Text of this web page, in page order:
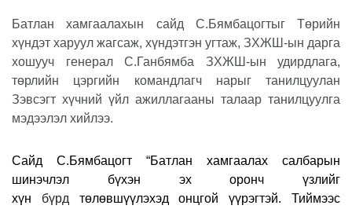
Батлан хамгаалахын сайд С.Бямбацогтыг Төрийн
хүндэт харуул жагсаж, хүндэтгэн угтаж, ЗХЖШ-ын дарга
хошууч генерал С.Ганбямба ЗХЖШ-ын удирдлага,
төрлийн цэргийн командлагч нарыг танилцуулан
Зэвсэгт хүчний үйл ажиллагааны талаар танилцуулга
мэдээлэл хийлээ.
Сайд С.Бямбацогт “Батлан хамгаалах салбарын
шинэчлэл бүхэн эх оронч үзлийг
хүн бүрдтөлөвшүүлэхэд онцгой үүрэгтэй. Тиймээс